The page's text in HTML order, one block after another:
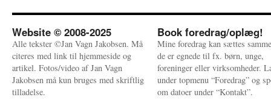
Website © 2008-2025
Alle tekster ©Jan Vagn Jakobsen. Må
citeres med link til hjemmeside og
artikel. Fotos/video af Jan Vagn
Jakobsen må kun bruges med skriftlig
tilladelse.
Book foredrag/oplæg!
Mine foredrag kan sættes
de er egnede til fx. børn, unge,
foreninger eller virksomheder.
under topmenu “Foredrag” og
om datoer under “Kontakt”.